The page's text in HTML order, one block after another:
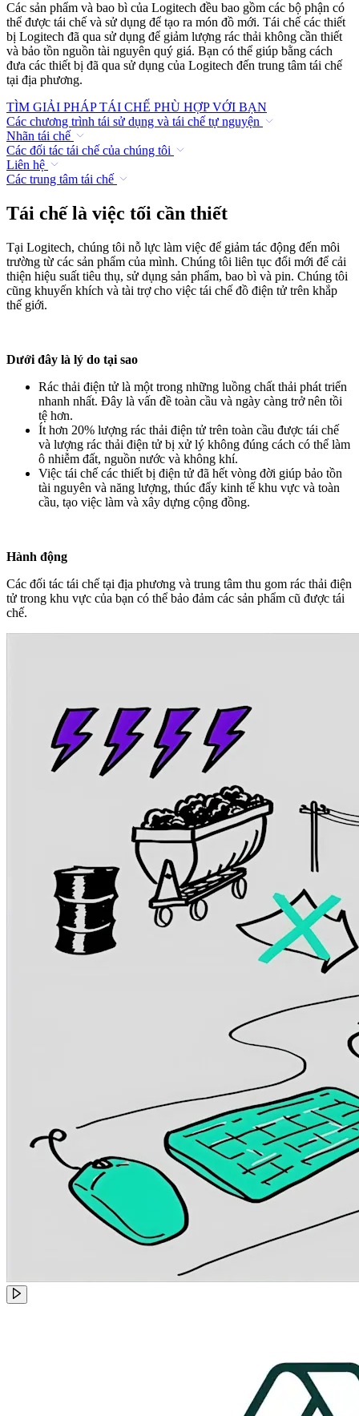
Các sản phẩm và bao bì của Logitech đều bao gồm các bộ phận có
thể được tái chế và sử dụng để tạo ra món đồ mới. Tái chế các thiết
bị Logitech đã qua sử dụng để giảm lượng rác thải không cần thiết
và bảo tồn nguồn tài nguyên quý giá. Bạn có thể giúp bằng cách
đưa các thiết bị đã qua sử dụng của Logitech đến trung tâm tái chế
tại địa phương.
TÌM GIẢI PHÁP TÁI CHẾ PHÙ HỢP VỚI BẠN
Các chương trình tái sử dụng và tái chế tự nguyện
Nhãn tái chế
Các đối tác tái chế của chúng tôi
Liên hệ
Các trung tâm tái chế
Tái chế là việc tối cần thiết
Tại Logitech, chúng tôi nỗ lực làm việc để giảm tác động đến môi
trường từ các sản phẩm của mình. Chúng tôi liên tục đổi mới để cải
thiện hiệu suất tiêu thụ, sử dụng sản phẩm, bao bì và pin. Chúng tôi
cũng khuyến khích và tài trợ cho việc tái chế đồ điện tử trên khắp
thế giới.
Dưới đây là lý do tại sao
Rác thải điện tử là một trong những luồng chất thải phát triển
nhanh nhất. Đây là vấn đề toàn cầu và ngày càng trở nên tồi
tệ hơn.
Ít hơn 20% lượng rác thải điện tử trên toàn cầu được tái chế
và lượng rác thải điện tử bị xử lý không đúng cách có thể làm
ô nhiễm đất, nguồn nước và không khí.
Việc tái chế các thiết bị điện tử đã hết vòng đời giúp bảo tồn
tài nguyên và năng lượng, thúc đẩy kinh tế khu vực và toàn
cầu, tạo việc làm và xây dựng cộng đồng.
Hành động
Các đối tác tái chế tại địa phương và trung tâm thu gom rác thải điện
tử trong khu vực của bạn có thể bảo đảm các sản phẩm cũ được tái
chế.